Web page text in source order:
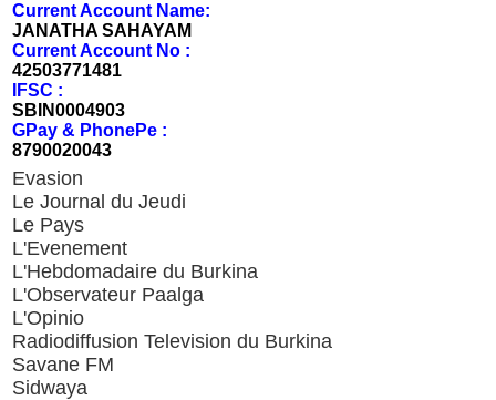
Current Account Name:
JANATHA SAHAYAM
Current Account No :
42503771481
IFSC :
SBIN0004903
GPay & PhonePe :
8790020043
Evasion
Le Journal du Jeudi
Le Pays
L'Evenement
L'Hebdomadaire du Burkina
L'Observateur Paalga
L'Opinio
Radiodiffusion Television du Burkina
Savane FM
Sidwaya